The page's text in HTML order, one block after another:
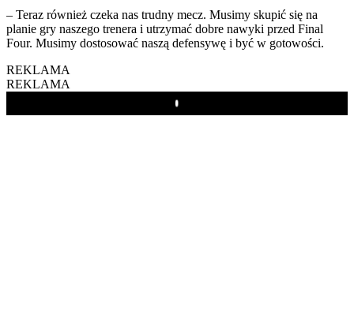
– Teraz również czeka nas trudny mecz. Musimy skupić się na
planie gry naszego trenera i utrzymać dobre nawyki przed Final
Four. Musimy dostosować naszą defensywę i być w gotowości.
REKLAMA
REKLAMA
Play